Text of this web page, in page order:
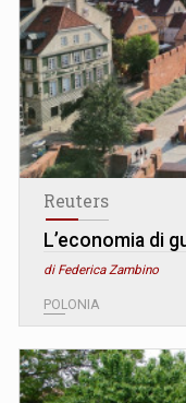
Reuters
L’economia di
di Federica Zambino
POLONIA